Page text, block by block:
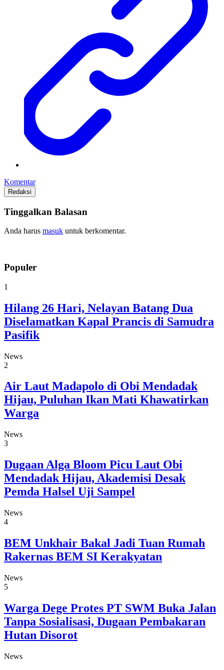
Komentar
Redaksi
Tinggalkan Balasan
Anda harus masuk untuk berkomentar.
Populer
1
Hilang 26 Hari, Nelayan Batang Dua
Diselamatkan Kapal Prancis di Samudra
Pasifik
News
2
Air Laut Madapolo di Obi Mendadak
Hijau, Puluhan Ikan Mati Khawatirkan
Warga
News
3
Dugaan Alga Bloom Picu Laut Obi
Mendadak Hijau, Akademisi Desak
Pemda Halsel Uji Sampel
News
4
BEM Unkhair Bakal Jadi Tuan Rumah
Rakernas BEM SI Kerakyatan
News
5
Warga Dege Protes PT SWM Buka Jalan
Tanpa Sosialisasi, Dugaan Pembakaran
Hutan Disorot
News